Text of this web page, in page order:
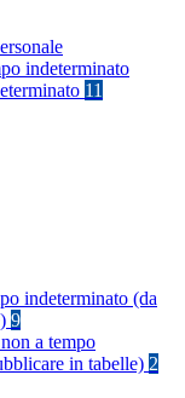
indeterminato
11
indeterminato (da
9
a tempo
in tabelle) 2